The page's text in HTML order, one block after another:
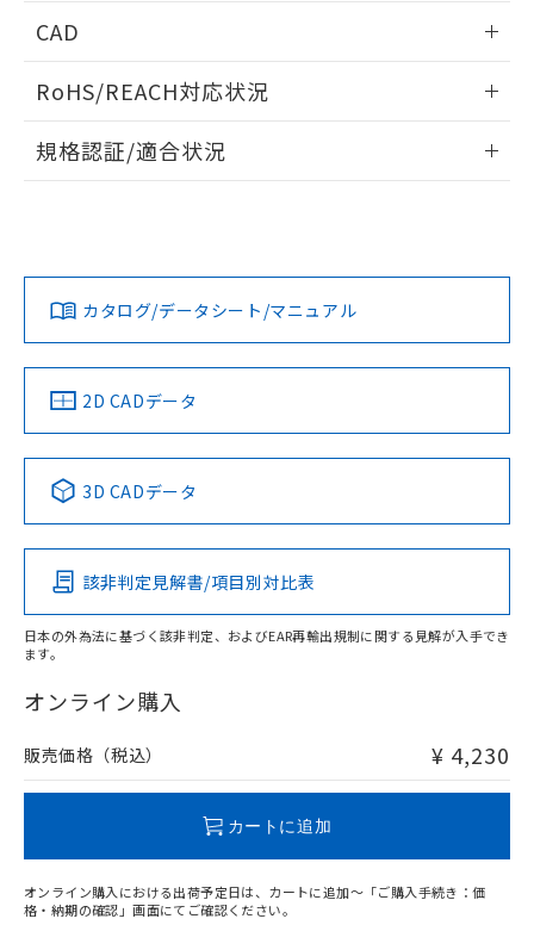
CAD
ドすることができます。
ログイン/会員登録
ダウンロードデータをご利用いただく前に、以下を必ずお読
みください。
ソフトウェアの使用条件
RoHS/REACH対応状況
EU RoHS 注意事項・凡例
対応済み
中国 RoHS 注意事項・凡例
Pb Hg Cd Cr(VI)
O
在庫等で未対応品が混在する可能性があります。
問い合わせください。
規格認証/適合状況
カタログ/データシート/マニュアル
2D CADデータ
3D CADデータ
該非判定見解書/項目別対比表
日本の外為法に基づく該非判定、およびEAR再輸出規制に関する見解が入手でき
ます。
オンライン購入
販売価格（税込） ¥ 4,230
カートに追加
オンライン購入における出荷予定日は、カートに追加～「ご購入手続き：価
格・納期の確認」画面にてご確認ください。